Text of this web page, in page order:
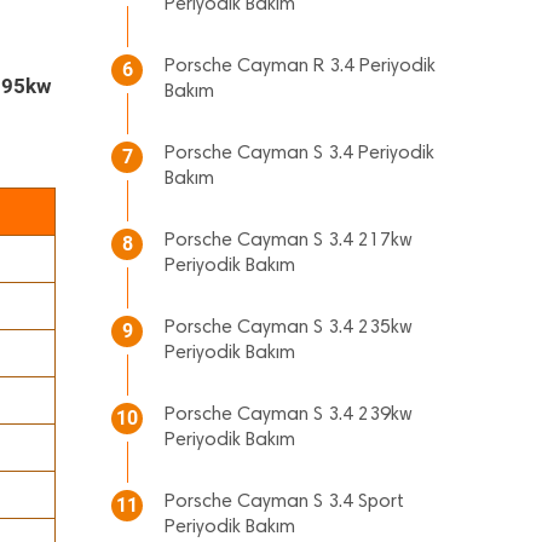
Periyodik Bakım
6
Porsche Cayman R 3.4 Periyodik
Bakım
7
Porsche Cayman S 3.4 Periyodik
Bakım
8
Porsche Cayman S 3.4 217kw
Periyodik Bakım
9
Porsche Cayman S 3.4 235kw
Periyodik Bakım
10
Porsche Cayman S 3.4 239kw
Periyodik Bakım
11
Porsche Cayman S 3.4 Sport
Periyodik Bakım